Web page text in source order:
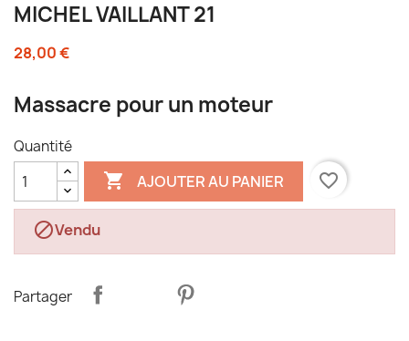
MICHEL VAILLANT 21
28,00 €
Massacre pour un moteur
Quantité
 AJOUTER AU PANIER favorite_border
Vendu
Partager